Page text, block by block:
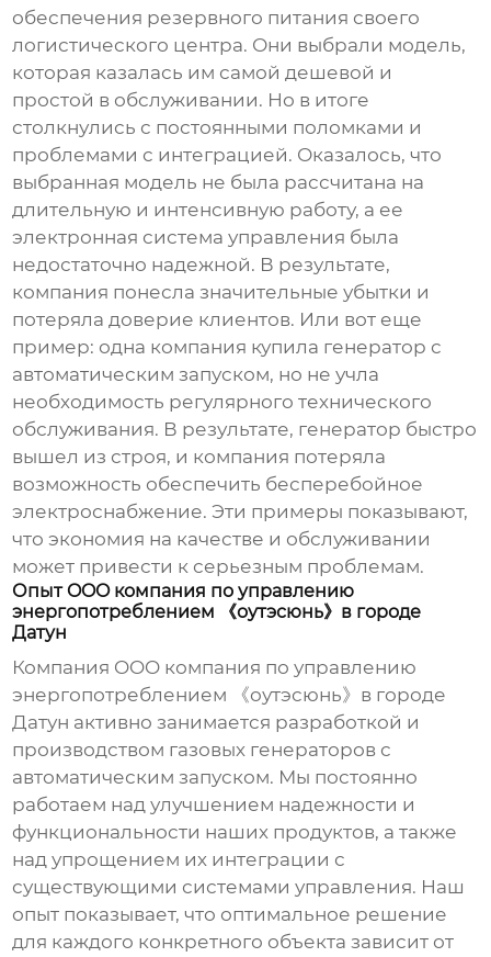
обеспечения резервного питания своего
логистического центра. Они выбрали модель,
которая казалась им самой дешевой и
простой в обслуживании. Но в итоге
столкнулись с постоянными поломками и
проблемами с интеграцией. Оказалось, что
выбранная модель не была рассчитана на
длительную и интенсивную работу, а ее
электронная система управления была
недостаточно надежной. В результате,
компания понесла значительные убытки и
потеряла доверие клиентов. Или вот еще
пример: одна компания купила генератор с
автоматическим запуском, но не учла
необходимость регулярного технического
обслуживания. В результате, генератор быстро
вышел из строя, и компания потеряла
возможность обеспечить бесперебойное
электроснабжение. Эти примеры показывают,
что экономия на качестве и обслуживании
может привести к серьезным проблемам.
Опыт OOO компания по управлению
энергопотреблением 《оутэсюнь》в городе
Датун
Компания OOO компания по управлению
энергопотреблением 《оутэсюнь》в городе
Датун активно занимается разработкой и
производством газовых генераторов с
автоматическим запуском. Мы постоянно
работаем над улучшением надежности и
функциональности наших продуктов, а также
над упрощением их интеграции с
существующими системами управления. Наш
опыт показывает, что оптимальное решение
для каждого конкретного объекта зависит от